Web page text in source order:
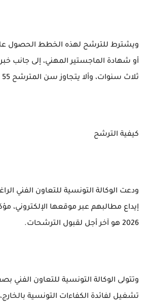
ويشترط للترشح لهذه الخطط الحصول
أو شهادة الماجستير المهني، إلى جانب
ثلاث سنوات، وألا يتجاوز سن المترشح 55 سنة.
كيفية الترشح
ودعت الوكالة التونسية للتعاون الفني
2026 هو آخر أجل لقبول الترشحات.
وتتولى الوكالة التونسية للتعاون
تشغيل لفائدة الكفاءات التونسية